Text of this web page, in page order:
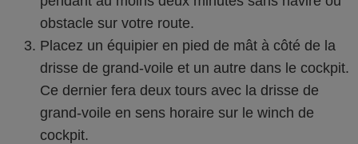
obstacle sur votre route.
Placez un équipier en pied de mât à côté de la
drisse de grand-voile et un autre dans le cockpit.
Ce dernier fera deux tours avec la drisse de
grand-voile en sens horaire sur le winch de
cockpit.